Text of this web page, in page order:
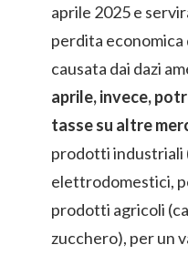
aprile 2025 e
perdita economica
causata dai dazi
aprile, invece,
tasse su altre
prodotti industriali
elettrodomestici,
prodotti agricoli
zucchero), per un